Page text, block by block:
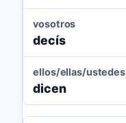
vosotros
decís
ellos/ellas/ustedes
dicen